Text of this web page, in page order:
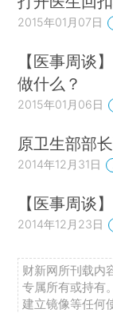
2015年01月07日
【医事周谈
做什么？
2015年01月06日
原卫生部部
2014年12月31日
【医事周谈
2014年12月23日
财新网所刊载内
专属所有或持有
建立镜像等任何